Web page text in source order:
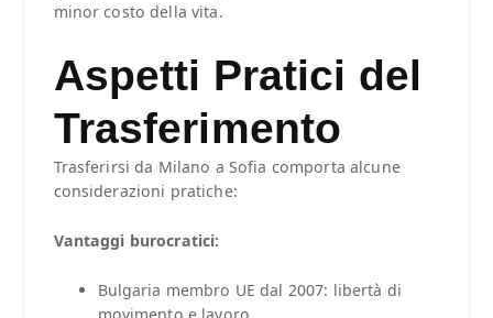
minor costo della vita.
Aspetti Pratici del
Trasferimento
Trasferirsi da Milano a Sofia comporta alcune
considerazioni pratiche:
Vantaggi burocratici:
Bulgaria membro UE dal 2007: libertà di